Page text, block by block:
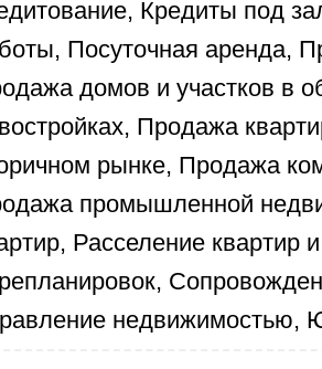
Кредиты под
Посуточная аренда,
домов и участков в
Продажа
рынке, Продажа
промышленной
Расселение квартир
недвижимостью,